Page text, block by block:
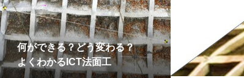
何ができる？どう変わる？
よくわかるICT法面工